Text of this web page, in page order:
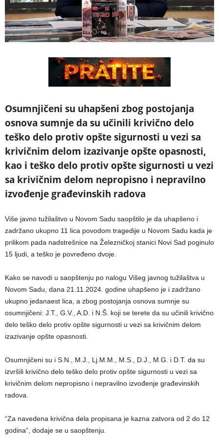
Osumnjičeni su uhapšeni zbog postojanja
osnova sumnje da su učinili krivično delo
teško delo protiv opšte sigurnosti u vezi sa
krivičnim delom izazivanje opšte opasnosti,
kao i teško delo protiv opšte sigurnosti u vezi
sa krivičnim delom nepropisno i nepravilno
izvođenje građevinskih radova
Više javno tužilaštvo u Novom Sadu saopštilo je da uhapšeno i
zadržano ukupno 11 lica povodom tragedije u Novom Sadu kada je
prilikom pada nadstrešnice na Železničkoj stanici Novi Sad poginulo
15 ljudi, a teško je povređeno dvoje.
Kako se navodi u saopštenju po nalogu Višeg javnog tužilaštva u
Novom Sadu, dana 21.11.2024. godine uhapšeno je i zadržano
ukupno jedanaest lica, a zbog postojanja osnova sumnje su
osumnjičeni: J.T., G.V., A.D. i N.Š. koji se terete da su učinili krivično
delo teško delo protiv opšte sigurnosti u vezi sa krivičnim delom
izazivanje opšte opasnosti.
Osumnjičeni su i S.N., M.J., Lj.M.M., M.S., D.J., M.G. i D.T. da su
izvršili krivično delo teško delo protiv opšte sigurnosti u vezi sa
krivičnim delom nepropisno i nepravilno izvođenje građevinskih
radova.
“Za navedena krivična dela propisana je kazna zatvora od 2 do 12
godina”, dodaje se u saopštenju.